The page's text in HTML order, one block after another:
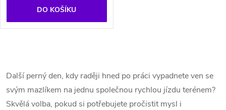
DO KOŠÍKU
v
l
Další perný den, kdy raději hned po práci vypadnete ven se
svým mazlíkem na jednu společnou rychlou jízdu terénem?
Skvělá volba, pokud si potřebujete pročistit mysl i